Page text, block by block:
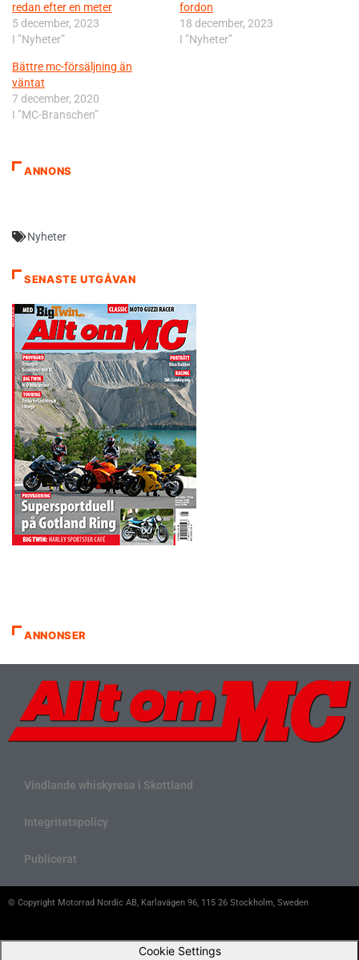
redan efter en meter
5 december, 2023
I ”Nyheter”
fordon
18 december, 2023
I ”Nyheter”
Bättre mc-försäljning än
väntat
7 december, 2020
I ”MC-Branschen”
ANNONS
Nyheter
SENASTE UTGÅVAN
ANNONSER
Vindlande whiskyresa i Skottland
Integritetspolicy
Publicerat
© Copyright Motorrad Nordic AB, Karlavägen 96, 115 26 Stockholm, Sweden
Cookie Settings